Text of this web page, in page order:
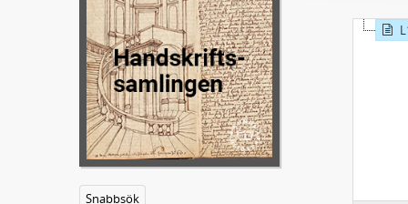
Snabbsök